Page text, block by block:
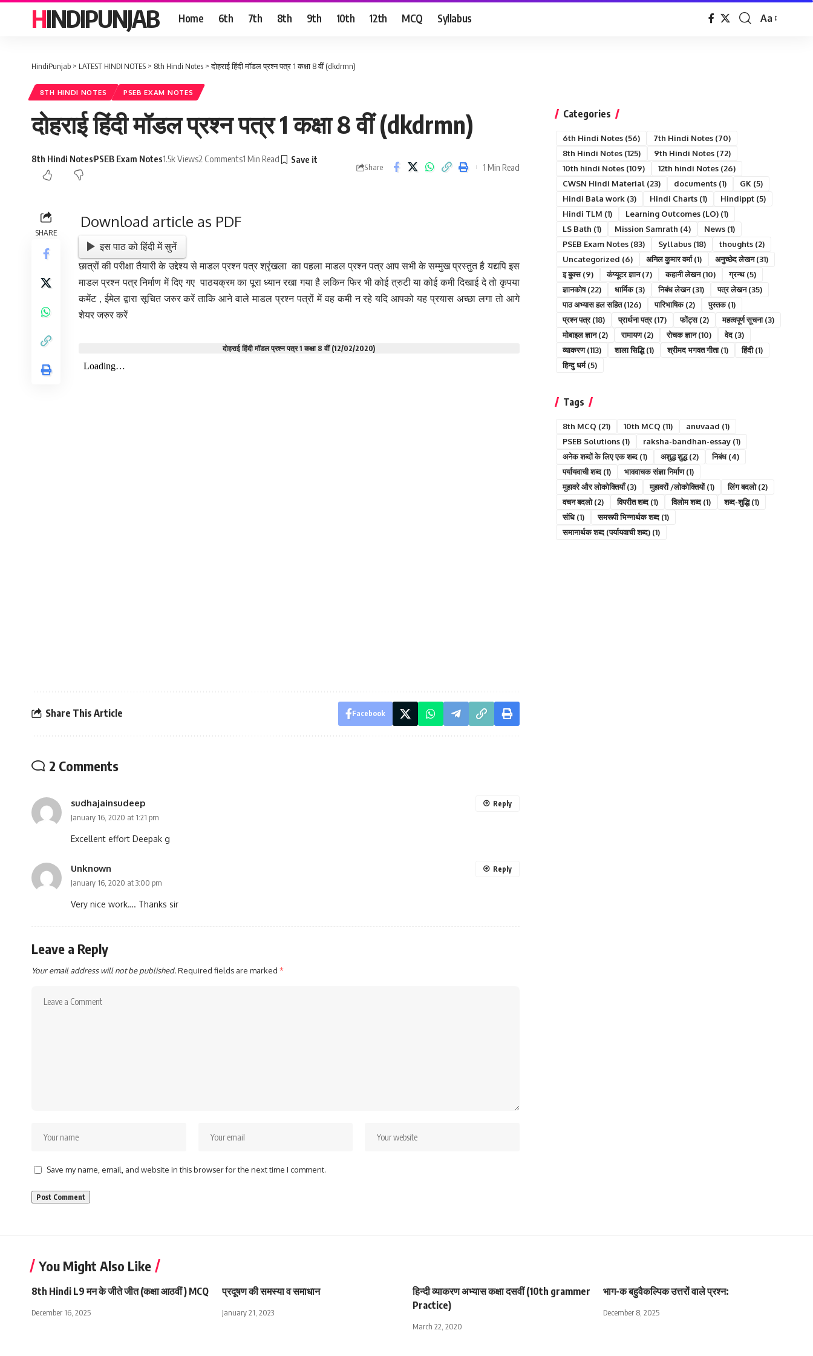
HINDIPUNJAB Home 6th 7th 8th 9th 10th 12th MCQ Syllabus
Font
Aa
HindiPunjab > LATEST HINDI NOTES > 8th Hindi Notes >दोहराई हिंदी मॉडल प्रश्न पत्र 1 कक्षा 8 वीं (dkdrmn)
8TH HINDI NOTES PSEB EXAM NOTES
दोहराई हिंदी मॉडल प्रश्न पत्र 1 कक्षा 8 वीं (dkdrmn)
8th Hindi NotesPSEB Exam Notes1.5k Views2 Comments1 Min Read
Share 1 Min Read
SHARE
Download article as PDF
इस पाठ को हिंदी में सुनें
छात्रों की परीक्षा तैयारी के उद्देश्य से माडल प्रश्न पत्र श्रृंखला का पहला माडल प्रश्न पत्र आप सभी के सम्मुख प्रस्तुत है यद्यपि इस
माडल प्रश्न पत्र निर्माण में दिए गए पाठयक्रम का पूरा ध्यान रखा गया है लकिन फिर भी कोई त्रुटी या कोई कमी दिखाई दे तो कृपया
कमेंट , ईमेल द्वारा सूचित जरुर करें ताकि आने वाले माडल प्रश्न पत्रों में वह कमी न रहे यदि आपको यह प्रयास अच्छा लगा तो आगे
शेयर जरुर करें
दोहराई हिंदी मॉडल प्रश्न पत्र 1 कक्षा 8 वीं (12/02/2020)
Share This Article Facebook
2 Comments
sudhajainsudeep
January 16, 2020 at 1:21 pm
Excellent effort Deepak g
Reply
Unknown
January 16, 2020 at 3:00 pm
Very nice work…. Thanks sir
Reply
Leave a Reply
Your email address will not be published.Required fields are marked *
Save my name, email, and website in this browser for the next time I comment.
Categories
6th Hindi Notes(56) 7th Hindi Notes(70)
8th Hindi Notes(125) 9th Hindi Notes(72)
10th hindi Notes(109) 12th hindi Notes(26)
CWSN Hindi Material(23) documents(1) GK (5)
Hindi Bala work(3) Hindi Charts(1) Hindippt(5)
Hindi TLM (1) Learning Outcomes (LO)(1)
LS Bath (1) Mission Samrath (4) News(1)
PSEB Exam Notes(83) Syllabus(18) thoughts(2)
Uncategorized (6) अनिल कुमार वर्मा(1) अनुच्छेद लेखन(31)
इ बुक्स(9) कंप्यूटर ज्ञान(7) कहानी लेखन(10) ग्रन्थ(5)
ज्ञानकोष(22) धार्मिक(3) निबंध लेखन(31) पत्र लेखन(35)
पाठ अभ्यास हल सहित(126) पारिभाषिक(2) पुस्तक(1)
प्रश्न पत्र(18) प्रार्थना पत्र(17) फोंट्स(2) महत्वपूर्ण सूचना(3)
मोबाइल ज्ञान(2) रामायण(2) रोचक ज्ञान(10) वेद(3)
व्याकरण(113) शाला सिद्धि(1) श्रीमद भगवत गीता(1) हिंदी(1)
हिन्दु धर्म(5)
Tags
8th MCQ (21) 10th MCQ (11) anuvaad (1)
PSEB Solutions(1) raksha-bandhan-essay(1)
अनेक शब्दों के लिए एक शब्द(1) अशुद्ध शुद्ध(2) निबंध(4)
पर्यायवाची शब्द(1) भाववाचक संज्ञा निर्माण(1)
मुहावरे और लोकोक्तियाँ(3) मुहावरों /लोकोक्तियों(1) लिंग बदलो(2)
वचन बदलो(2) विपरीत शब्द(1) विलोम शब्द(1) शब्द-शुद्धि(1)
संधि(1) समरूपी भिन्नार्थक शब्द(1)
समानार्थक शब्द (पर्यायवाची शब्द)(1)
You Might Also Like
8th Hindi L9 मन के जीते जीत (कक्षा आठवीं ) MCQ
December 16, 2025
प्रदूषण की समस्या व समाधान
January 21, 2023
हिन्दी व्याकरण अभ्यास कक्षा दसवीं (10th grammer
Practice)
March 22, 2020
भाग-क बहुवैकल्पिक उत्तरों वाले प्रश्न:
December 8, 2025